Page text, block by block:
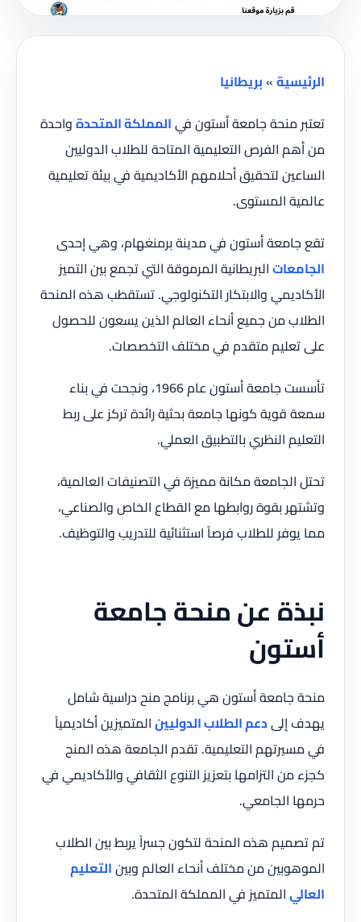
الرئيسية»بريطانيا
تعتبر منحة جامعة أستون فيالمملكة المتحدةواحدة
من أهم الفرص التعليمية المتاحة للطلاب الدوليين
الساعين لتحقيق أحلامهم الأكاديمية في بيئة تعليمية
عالمية المستوى.
تقع جامعة أستون في مدينة برمنغهام، وهي إحدى
الجامعاتالبريطانية المرموقة التي تجمع بين التميز
الأكاديمي والابتكار التكنولوجي. تستقطب هذه المنحة
الطلاب من جميع أنحاء العالم الذين يسعون للحصول
على تعليم متقدم في مختلف التخصصات.
تأسست جامعة أستون عام 1966، ونجحت في بناء
سمعة قوية كونها جامعة بحثية رائدة تركز على ربط
التعليم النظري بالتطبيق العملي.
تحتل الجامعة مكانة مميزة في التصنيفات العالمية،
وتشتهر بقوة روابطها مع القطاع الخاص والصناعي،
مما يوفر للطلاب فرصاً استثنائية للتدريب والتوظيف.
نبذة عن منحة جامعة
أستون
منحة جامعة أستون هي برنامج منح دراسية شامل
يهدف إلىدعم الطلاب الدوليينالمتميزين أكاديمياً
في مسيرتهم التعليمية. تقدم الجامعة هذه المنح
كجزء من التزامها بتعزيز التنوع الثقافي والأكاديمي في
حرمها الجامعي.
تم تصميم هذه المنحة لتكون جسراً يربط بين الطلاب
الموهوبين من مختلف أنحاء العالم وبينالتعليم
العاليالمتميز في المملكة المتحدة.